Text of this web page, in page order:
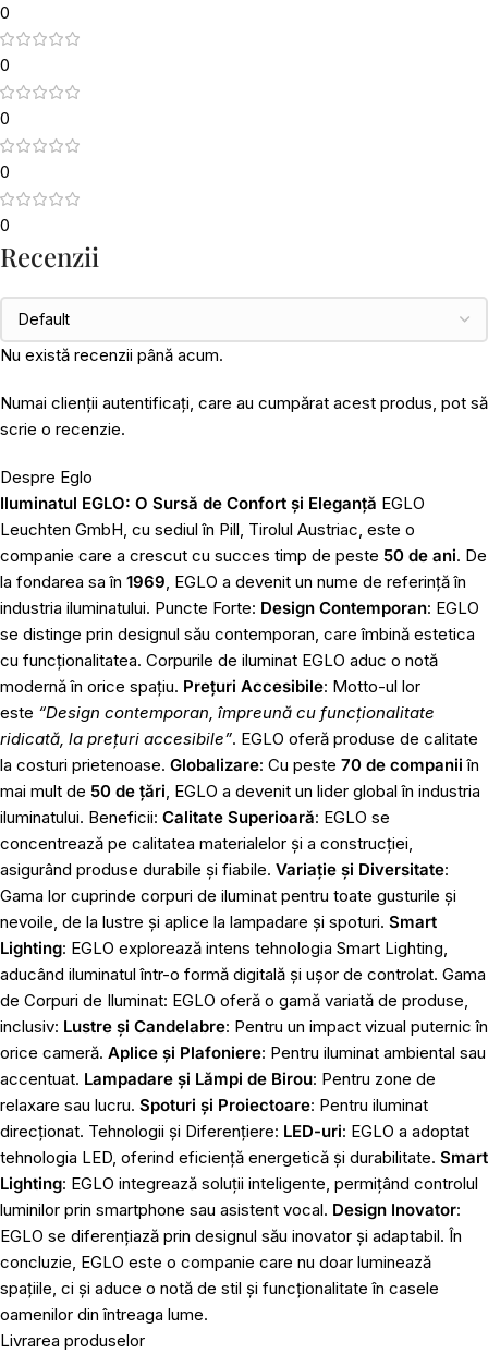
0
0
0
0
0
Recenzii
Nu există recenzii până acum.
Numai clienții autentificați, care au cumpărat acest produs, pot să
scrie o recenzie.
Despre Eglo
Iluminatul EGLO: O Sursă de Confort și Eleganță EGLO
Leuchten GmbH, cu sediul în Pill, Tirolul Austriac, este o
companie care a crescut cu succes timp de peste 50 de ani. De
la fondarea sa în 1969, EGLO a devenit un nume de referință în
industria iluminatului. Puncte Forte: Design Contemporan: EGLO
se distinge prin designul său contemporan, care îmbină estetica
cu funcționalitatea. Corpurile de iluminat EGLO aduc o notă
modernă în orice spațiu. Prețuri Accesibile: Motto-ul lor
este “Design contemporan, împreună cu funcționalitate
ridicată, la prețuri accesibile”. EGLO oferă produse de calitate
la costuri prietenoase. Globalizare: Cu peste 70 de companii în
mai mult de 50 de țări, EGLO a devenit un lider global în industria
iluminatului. Beneficii: Calitate Superioară: EGLO se
concentrează pe calitatea materialelor și a construcției,
asigurând produse durabile și fiabile. Variație și Diversitate:
Gama lor cuprinde corpuri de iluminat pentru toate gusturile și
nevoile, de la lustre și aplice la lampadare și spoturi. Smart
Lighting: EGLO explorează intens tehnologia Smart Lighting,
aducând iluminatul într-o formă digitală și ușor de controlat. Gama
de Corpuri de Iluminat: EGLO oferă o gamă variată de produse,
inclusiv: Lustre și Candelabre: Pentru un impact vizual puternic în
orice cameră. Aplice și Plafoniere: Pentru iluminat ambiental sau
accentuat. Lampadare și Lămpi de Birou: Pentru zone de
relaxare sau lucru. Spoturi și Proiectoare: Pentru iluminat
direcționat. Tehnologii și Diferențiere: LED-uri: EGLO a adoptat
tehnologia LED, oferind eficiență energetică și durabilitate. Smart
Lighting: EGLO integrează soluții inteligente, permițând controlul
luminilor prin smartphone sau asistent vocal. Design Inovator:
EGLO se diferențiază prin designul său inovator și adaptabil. În
concluzie, EGLO este o companie care nu doar luminează
spațiile, ci și aduce o notă de stil și funcționalitate în casele
oamenilor din întreaga lume.
Livrarea produselor